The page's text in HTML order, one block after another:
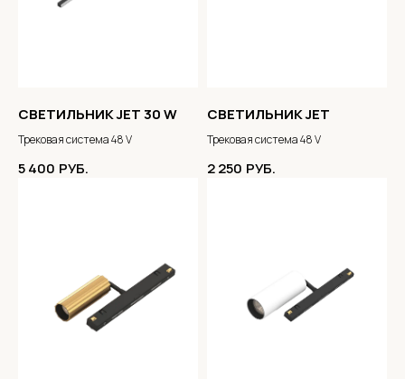
СВЕТИЛЬНИК JET 30 W
Трековая система 48 V
5 400 РУБ.
СВЕТИЛЬНИК JET
Трековая система 48 V
2 250 РУБ.